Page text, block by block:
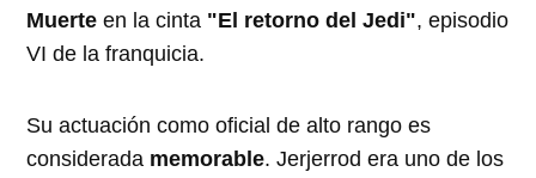
Muerte en la cinta "El retorno del Jedi", episodio
VI de la franquicia.
Su actuación como oficial de alto rango es
considerada memorable. Jerjerrod era uno de los